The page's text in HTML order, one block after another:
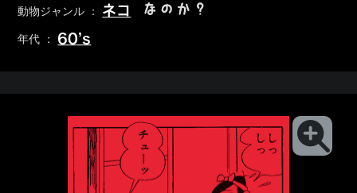
動物ジャンル ： ネコ なのか？
年代 ： 60’s